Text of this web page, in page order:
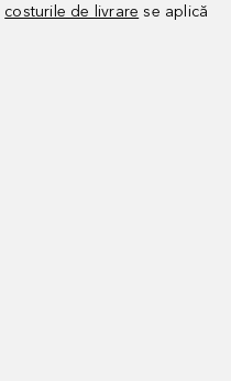
costurile de livrare se aplică